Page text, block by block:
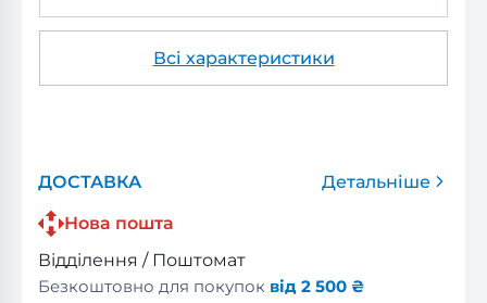
Всі характеристики
ДОСТАВКА
Детальніше
Нова пошта
Відділення / Поштомат
Безкоштовно для покупок від 2 500 ₴